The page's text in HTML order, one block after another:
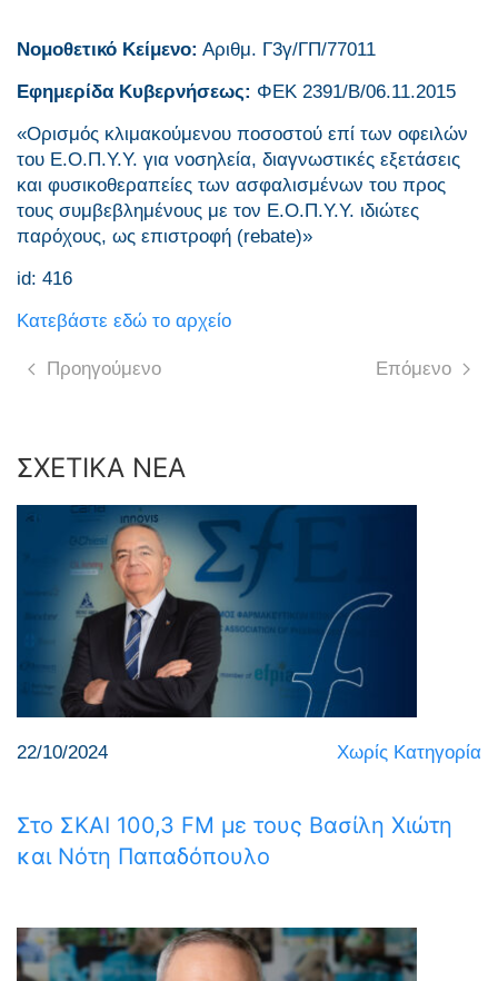
Νομοθετικό Κείμενο: Αριθμ. Γ3γ/ΓΠ/77011
Εφημερίδα Κυβερνήσεως: ΦΕΚ 2391/Β/06.11.2015
«Ορισμός κλιμακούμενου ποσοστού επί των οφειλών
του Ε.Ο.Π.Υ.Υ. για νοσηλεία, διαγνωστικές εξετάσεις
και φυσικοθεραπείες των ασφαλισμένων του προς
τους συμβεβλημένους με τον Ε.Ο.Π.Υ.Υ. ιδιώτες
παρόχους, ως επιστροφή (rebate)»
id: 416
Κατεβάστε εδώ το αρχείο
Προηγούμενο Επόμενο
ΣΧΕΤΙΚΑ ΝΕΑ
22/10/2024 Χωρίς Κατηγορία
Στο ΣΚΑΙ 100,3 FM με τους Βασίλη Χιώτη
και Νότη Παπαδόπουλο